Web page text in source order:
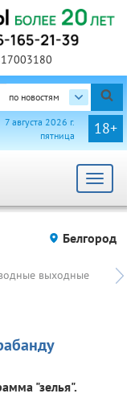
по новостям
18+
7 августа 2026 г.
пятница
Toggle
Белгород
выходные
"зелья".